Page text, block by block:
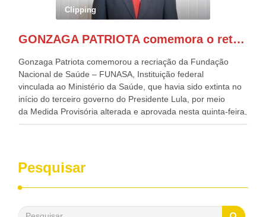
Governadora de Pernambuco, Raquel Lyra, os ministros da
Casa Civil, Rui Costa, e da Integração e do Desenvolvimento
de todo Nordeste que também ajudam a fomentar o
Clipping
GONZAGA PATRIOTA comemora o retorno da FUNASA
Gonzaga Patriota comemorou a recriação da Fundação
Nacional de Saúde – FUNASA, Instituição federal
vinculada ao Ministério da Saúde, que havia sido extinta no
início do terceiro governo do Presidente Lula, por meio
da Medida Provisória alterada e aprovada nesta quinta-feira,
pelo Congresso Nacional. Gonzaga Patriota disse hoje em
desenvolvimento dos seus municípios e, somente o ano
passado, essa Fundação distribuiu mais de três bilhões de
reais, com suas maravilhosas ações, dentre alas, mais de
saneamento básico, em pequenas comunidades rurais.
Pesquisar